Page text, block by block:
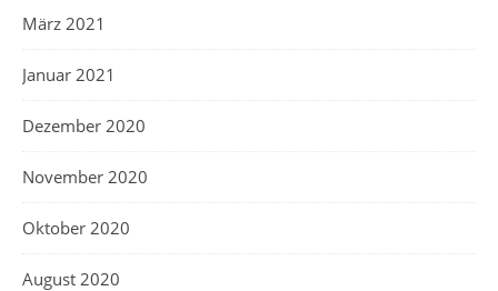
März 2021
Januar 2021
Dezember 2020
November 2020
Oktober 2020
August 2020